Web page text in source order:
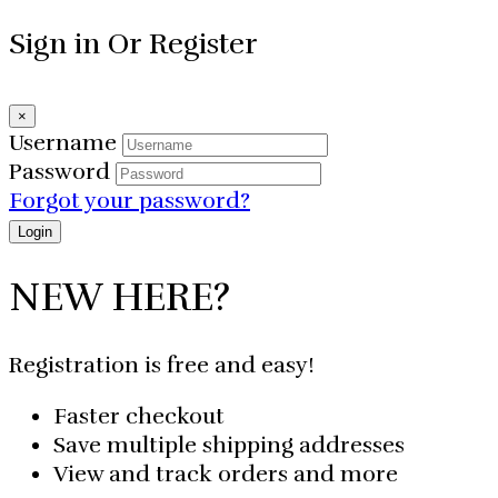
Sign in Or Register
×
Username
Password
Forgot your password?
NEW HERE?
Registration is free and easy!
Faster checkout
Save multiple shipping addresses
View and track orders and more